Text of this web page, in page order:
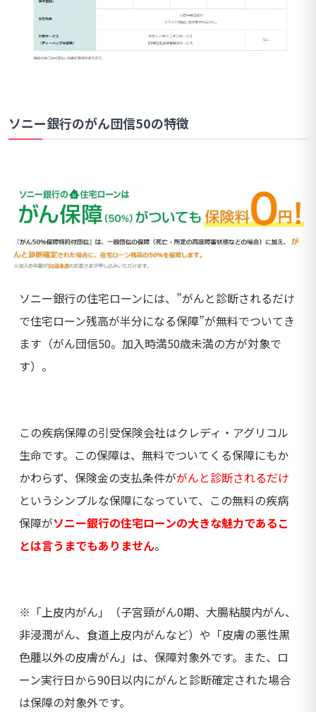
ソニー銀行のがん団信50の特徴
ソニー銀行の住宅ローンには、”がんと診断されるだけ
で住宅ローン残高が半分になる保障”が無料でついてき
ます（がん団信50。加入時満50歳未満の方が対象で
す）。
この疾病保障の引受保険会社はクレディ・アグリコル
生命です。この保障は、無料でついてくる保障にもか
かわらず、保険金の支払条件ががんと診断されるだけ
というシンプルな保障になっていて、この無料の疾病
保障がソニー銀行の住宅ローンの大きな魅力であるこ
とは言うまでもありません。
※「上皮内がん」（子宮頸がん0期、大腸粘膜内がん、
非浸潤がん、食道上皮内がんなど）や「皮膚の悪性黒
色腫以外の皮膚がん」は、保障対象外です。また、ロ
ーン実行日から90日以内にがんと診断確定された場合
は保障の対象外です。